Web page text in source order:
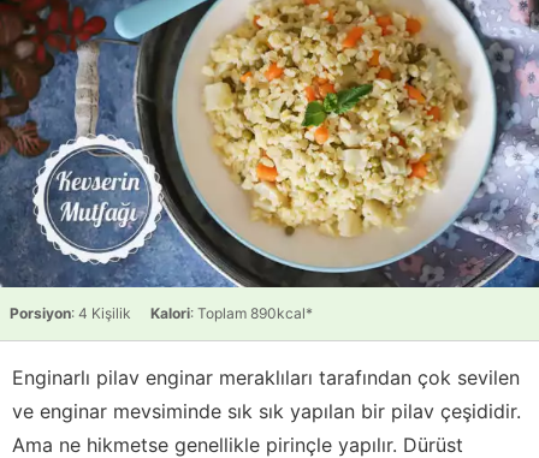
Porsiyon: 4 Kişilik Kalori: Toplam 890kcal*
Enginarlı pilav enginar meraklıları tarafından çok sevilen
ve enginar mevsiminde sık sık yapılan bir pilav çeşididir.
Ama ne hikmetse genellikle pirinçle yapılır. Dürüst